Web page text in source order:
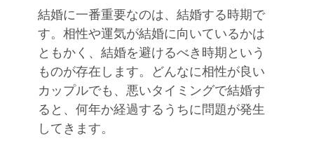
結婚に一番重要なのは、結婚する時期で
す。相性や運気が結婚に向いているかは
ともかく、結婚を避けるべき時期という
ものが存在します。どんなに相性が良い
カップルでも、悪いタイミングで結婚す
ると、何年か経過するうちに問題が発生
してきます。